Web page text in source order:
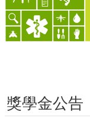
臺
大
首
頁
覽
English
獎學金公告